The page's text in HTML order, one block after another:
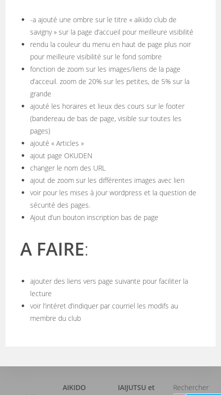
-a ajouté une ombre sur le titre « aikido club de
savigny » sur la page d’accueil pour meilleure visibilité
rendu la couleur du menu en haut de page plus noir
pour meilleure visibilité sur le fond sombre
fonction de zoom sur les images/liens de la page
d’acceuil. zoom de 20% sur les petites, de 5% sur la
grande
ajouté les horaires et lieux des cours sur le footer
(bandereau de bas de page, visible sur toutes les
pages)
ajouté « Articles »
ajout page OKUDEN
changer le nom des URL
ajout de zoom sur les différentes images avec lien
voir pour les mises à jour wordpress et la question de
sécurité des pages.
Ajout d’un bouton inscription bas de page
A FAIRE:
ajouter des liens vers page suivante pour faciliter la
lecture
voir l’intéret d’indiquer par courriel les modifs au
membre du club
AIKIDO
IAIJUTSU et
Rechercher